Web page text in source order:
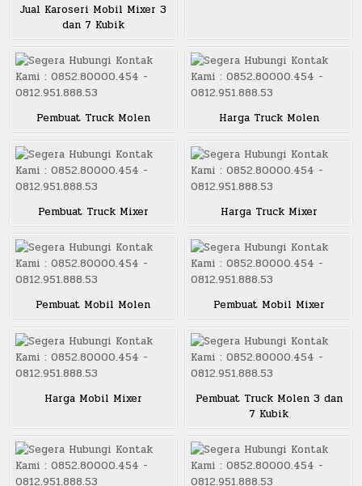
Jual Karoseri Mobil Mixer 3
dan 7 Kubik
Pembuat Truck Molen Harga Truck Molen
Pembuat Truck Mixer Harga Truck Mixer
Pembuat Mobil Molen Pembuat Mobil Mixer
Harga Mobil Mixer
Pembuat Truck Molen 3 dan
7 Kubik